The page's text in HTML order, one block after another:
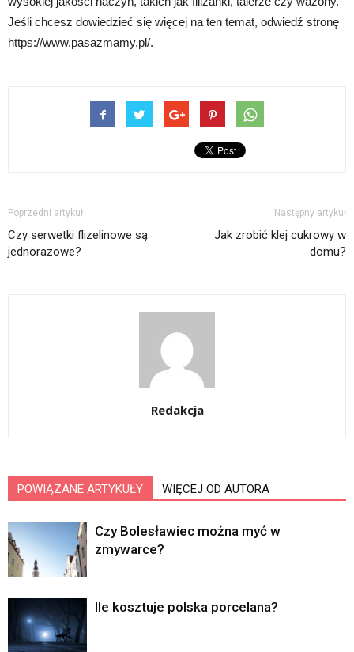
Jeśli chcesz dowiedzieć się więcej na ten temat, odwiedź stronę
https://www.pasazmamy.pl/.
Poprzedni artykuł
Czy serwetki flizelinowe są
jednorazowe?
Następny artykuł
Jak zrobić klej cukrowy w
domu?
Redakcja
POWIĄZANE ARTYKUŁY WIĘCEJ OD AUTORA
Czy Bolesławiec można myć w
zmywarce?
Ile kosztuje polska porcelana?